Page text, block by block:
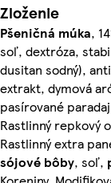
Zloženie
Pšeničná múka,
soľ, dextróza,
dusitan sodný),
extrakt, dymová
pasírované
Rastlinný repkový
Rastlinný extra
sójové bôby, soľ,